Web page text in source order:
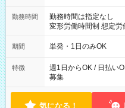
勤務時間
勤務時間は指定なし
変形労働時間制 想定労働時間160時
～21：00
期間 単発・1日のみOK
特徴
週1日からOK / 日払い
募集
気になる！